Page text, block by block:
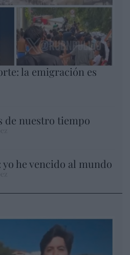
la emigración es
de nuestro tiempo
yo he vencido al mundo